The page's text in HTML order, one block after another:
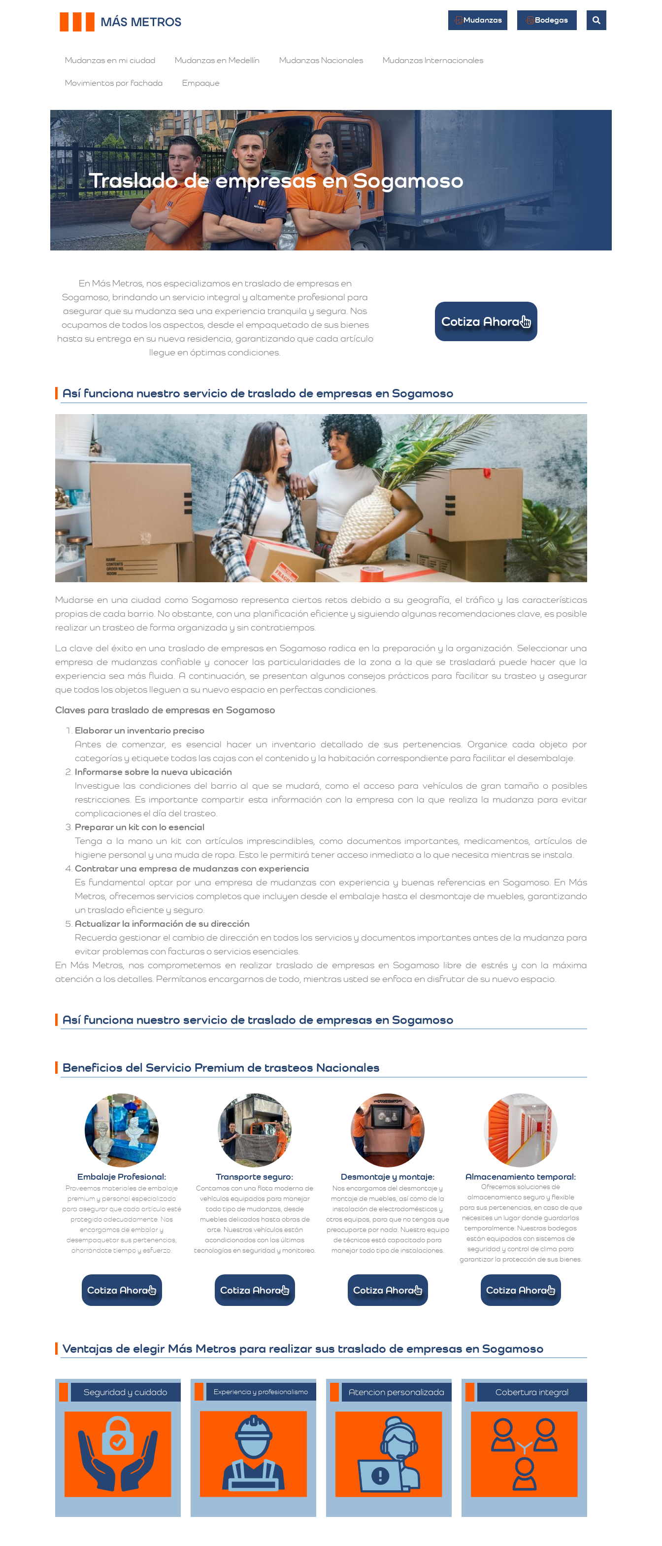
Mudanzas Bodegas
Mudanzas en mi ciudad Mudanzas en Medellín Mudanzas Nacionales Mudanzas Internacionales
Movimientos por fachada Empaque
Traslado de empresas en Sogamoso
En Más Metros, nos especializamos en traslado de empresas en
Sogamoso, brindando un servicio integral y altamente profesional para
asegurar que su mudanza sea una experiencia tranquila y segura. Nos
ocupamos de todos los aspectos, desde el empaquetado de sus bienes
hasta su entrega en su nueva residencia, garantizando que cada artículo
llegue en óptimas condiciones.
Cotiza Ahora
Así funciona nuestro servicio de traslado de empresas en Sogamoso
Mudarse en una ciudad como Sogamoso representa ciertos retos debido a su geografía, el tráfico y las características
propias de cada barrio. No obstante, con una planificación eficiente y siguiendo algunas recomendaciones clave, es posible
realizar un trasteo de forma organizada y sin contratiempos.
La clave del éxito en una traslado de empresas en Sogamoso radica en la preparación y la organización. Seleccionar una
empresa de mudanzas confiable y conocer las particularidades de la zona a la que se trasladará puede hacer que la
experiencia sea más fluida. A continuación, se presentan algunos consejos prácticos para facilitar su trasteo y asegurar
que todos los objetos lleguen a su nuevo espacio en perfectas condiciones.
Claves para traslado de empresas en Sogamoso
Elaborar un inventario preciso
Antes de comenzar, es esencial hacer un inventario detallado de sus pertenencias. Organice cada objeto por
categorías y etiquete todas las cajas con el contenido y la habitación correspondiente para facilitar el desembalaje.
Informarse sobre la nueva ubicación
Investigue las condiciones del barrio al que se mudará, como el acceso para vehículos de gran tamaño o posibles
restricciones. Es importante compartir esta información con la empresa con la que realiza la mudanza para evitar
complicaciones el día del trasteo.
Preparar un kit con lo esencial
Tenga a la mano un kit con artículos imprescindibles, como documentos importantes, medicamentos, artículos de
higiene personal y una muda de ropa. Esto le permitirá tener acceso inmediato a lo que necesita mientras se instala.
Contratar una empresa de mudanzas con experiencia
Es fundamental optar por una empresa de mudanzas con experiencia y buenas referencias en Sogamoso. En Más
Metros, ofrecemos servicios completos que incluyen desde el embalaje hasta el desmontaje de muebles, garantizando
un traslado eficiente y seguro.
Actualizar la información de su dirección
Recuerda gestionar el cambio de dirección en todos los servicios y documentos importantes antes de la mudanza para
evitar problemas con facturas o servicios esenciales.
En Más Metros, nos comprometemos en realizar traslado de empresas en Sogamoso libre de estrés y con la máxima
atención a los detalles. Permítanos encargarnos de todo, mientras usted se enfoca en disfrutar de su nuevo espacio.
Así funciona nuestro servicio de traslado de empresas en Sogamoso
Beneficios del Servicio Premium de trasteos Nacionales
Embalaje Profesional:
Proveemos materiales de embalaje
premium y personal especializado
para asegurar que cada artículo esté
protegido adecuadamente. Nos
encargamos de embalar y
desempaquetar sus pertenencias,
ahorrándote tiempo y esfuerzo.
Transporte seguro:
Contamos con una flota moderna de
vehículos equipados para manejar
todo tipo de mudanzas, desde
muebles delicados hasta obras de
arte. Nuestros vehículos están
acondicionados con las últimas
tecnologías en seguridad y monitoreo.
Desmontaje y montaje:
Nos encargamos del desmontaje y
montaje de muebles, así como de la
instalación de electrodomésticos y
otros equipos, para que no tengas que
preocuparte por nada. Nuestro equipo
de técnicos está capacitado para
manejar todo tipo de instalaciones.
Almacenamiento temporal:
Ofrecemos soluciones de
almacenamiento seguro y flexible
para sus pertenencias, en caso de que
necesites un lugar donde guardarlas
temporalmente. Nuestras bodegas
están equipadas con sistemas de
seguridad y control de clima para
garantizar la protección de sus bienes.
Cotiza Ahora Cotiza Ahora Cotiza Ahora Cotiza Ahora
Ventajas de elegir Más Metros para realizar sus traslado de empresas en Sogamoso
Seguridad y cuidado
Nos comprometemos
a manejar sus
pertenencias con el
máximo cuidado,
desde el embalaje
hasta la entrega final.
Experiencia y profesionalismo
Contamos con una
extensa trayectoria en
el sector de trasteos,
ofreciendo un servicio
confiable y de alta
calidad.
Atencion personalizada
Nuestros asesores
están a su disposición
para acompañarte en
cada etapa del
proceso, asegurando
que todas sus
necesidades sean
atendidas.
Cobertura integral
Ofrecemos servicios
de trasteos en toda la
ciudad de Sogamoso,
facilitando su traslado
a cualquier sector.